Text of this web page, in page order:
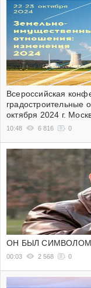
Всероссийская
градостроительные
октября 2024 г.
10:48 6 816 0
ОН БЫЛ
00:03 2 568 0